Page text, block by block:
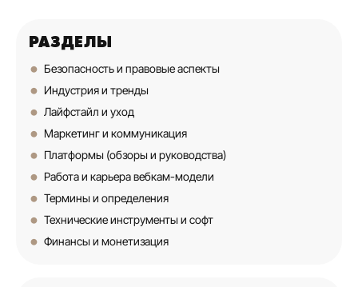
РАЗДЕЛЫ
Безопасность и правовые аспекты
Индустрия и тренды
Лайфстайл и уход
Маркетинг и коммуникация
Платформы (обзоры и руководства)
Работа и карьера вебкам-модели
Термины и определения
Технические инструменты и софт
Финансы и монетизация